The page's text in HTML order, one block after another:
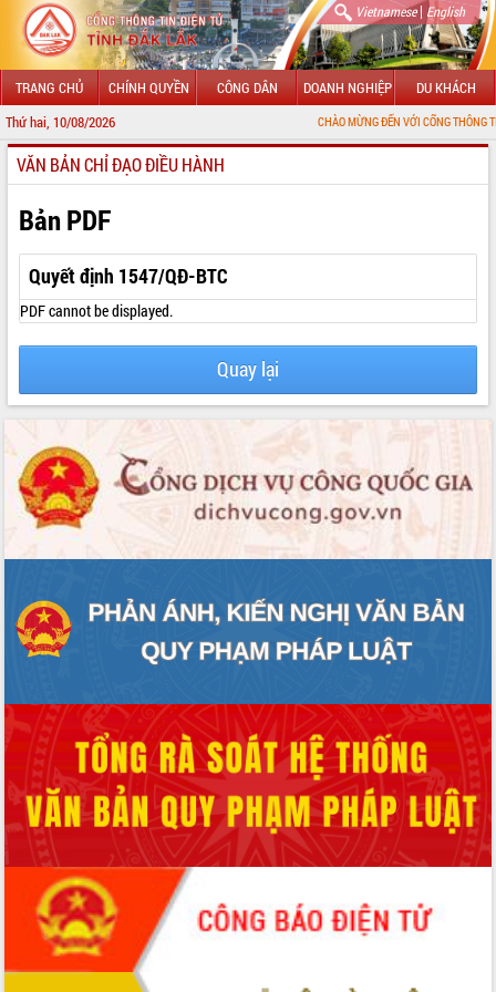
Vietnamese| English
TRANG CHỦ CHÍNH QUYỀN CÔNG DÂN DOANH NGHIỆP DU KHÁCH
Thứ hai, 10/08/2026 CHÀO MỪNG ĐẾN VỚI CỔNG THÔNG TIN ĐIỆN
GIỚI THIỆU
LÃNH ĐẠO UBND TỈNH
TIN TỨC SỰ KIỆN
SỞ, BAN, NGÀNH
UBND CÁC XÃ, PHƯỜNG
THÔNG TIN CHỈ ĐẠO ĐIỀU HÀNH
VĂN BẢN HĐND TỈNH
ĐIỂM TIN VĂN BẢN
VĂN BẢN CHỈ ĐẠO ĐIỀU HÀNH
Bản PDF
Quyết định 1547/QĐ-BTC
PDF cannot be displayed.
Quay lại